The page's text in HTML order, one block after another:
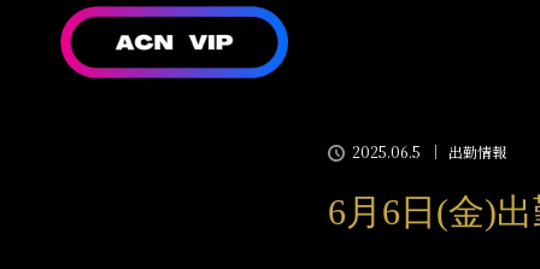
2025.06.5 出勤情報
6月6日(金)